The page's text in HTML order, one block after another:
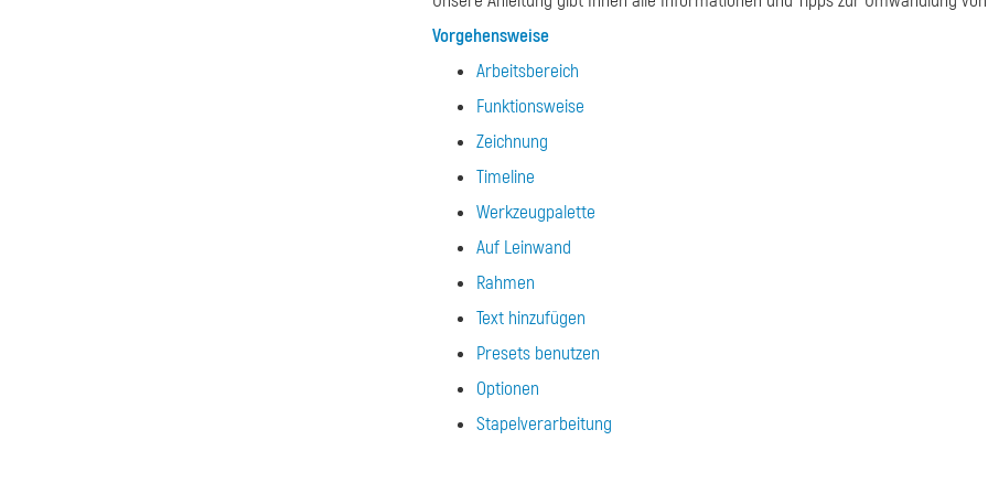
Vorgehensweise
Arbeitsbereich
Funktionsweise
Zeichnung
Timeline
Werkzeugpalette
Auf Leinwand
Rahmen
Text hinzufügen
Presets benutzen
Optionen
Stapelverarbeitung